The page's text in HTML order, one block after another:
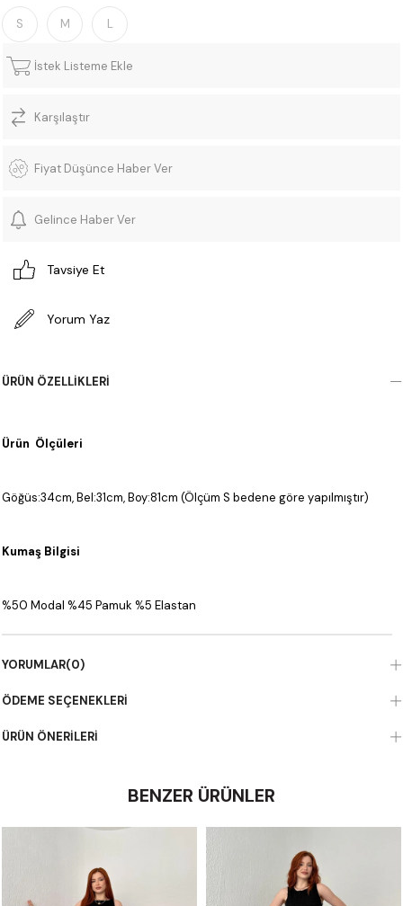
S M L
İstek Listeme Ekle
Karşılaştır
Fiyat Düşünce Haber Ver
Gelince Haber Ver
Tavsiye Et
Yorum Yaz
ÜRÜN ÖZELLIKLERI
Ürün Ölçüleri
Göğüs:34cm, Bel:31cm, Boy:81cm (Ölçüm S bedene göre yapılmıştır)
Kumaş Bilgisi
%50 Modal %45 Pamuk %5 Elastan
YORUMLAR(0)
ÖDEME SEÇENEKLERI
ÜRÜN ÖNERILERI
BENZER ÜRÜNLER